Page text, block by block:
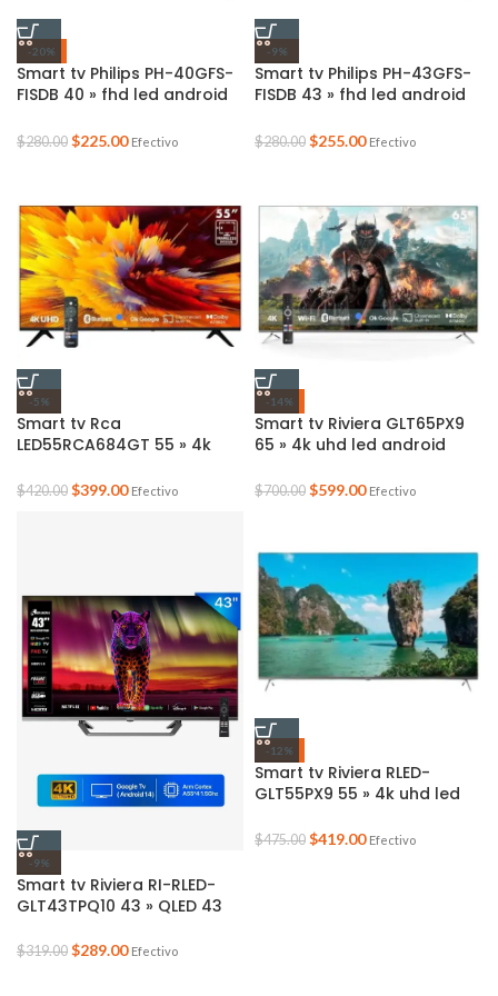
-20%
Smart tv Philips PH-40GFS-
FISDB 40 » fhd led android
$280.00 $225.00 Efectivo
-9%
Smart tv Philips PH-43GFS-
FISDB 43 » fhd led android
$280.00 $255.00 Efectivo
-5%
Smart tv Rca
LED55RCA684GT 55 » 4k
$420.00 $399.00 Efectivo
-14%
Smart tv Riviera GLT65PX9
65 » 4k uhd led android
de voz 2025
$700.00 $599.00 Efectivo
-9%
Smart tv Riviera RI-RLED-
GLT43TPQ10 43 » QLED 43
$319.00 $289.00 Efectivo
-12%
Smart tv Riviera RLED-
GLT55PX9 55 » 4k uhd led
negro 2025
$475.00 $419.00 Efectivo